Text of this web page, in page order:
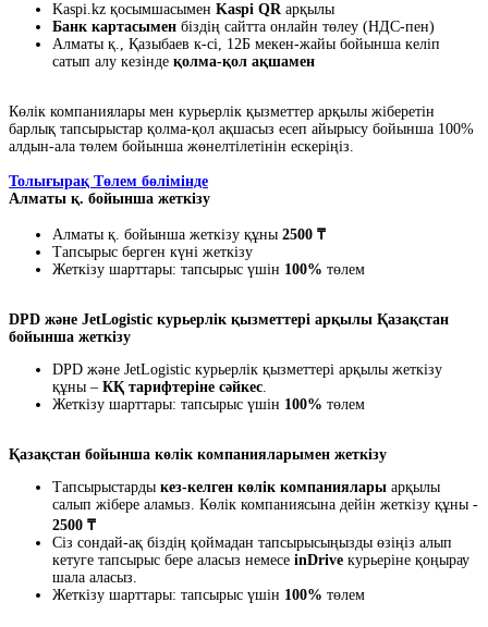
Kaspi.kz қосымшасымен Kaspi QRарқылы
Банк картасымен біздің сайтта онлайн төлеу (НДС-пен)
Алматы қ., Қазыбаев к-сі, 12Б мекен-жайы бойынша келіп
сатып алу кезінде қолма-қол ақшамен
Көлік компаниялары мен курьерлік қызметтер арқылы жіберетін
барлық тапсырыстар қолма-қол ақшасыз есеп айырысу бойынша 100%
алдын-ала төлем бойынша жөнелтілетінін ескеріңіз.
Толығырақ Төлем бөлімінде
Алматы қ. бойынша жеткізу
Алматы қ. бойынша жеткізу құны 2500 ₸
Тапсырыс берген күні жеткізу
Жеткізу шарттары: тапсырыс үшін 100% төлем
DPD және JetLogistic курьерлік қызметтері арқылы Қазақстан
бойынша жеткізу
DPD және JetLogistic курьерлік қызметтері арқылы жеткізу
құны – КҚ тарифтеріне сәйкес.
Жеткізу шарттары: тапсырыс үшін 100% төлем
Қазақстан бойынша көлік компанияларымен жеткізу
Тапсырыстарды кез-келген көлік компаниялары арқылы
салып жібере аламыз. Көлік компаниясына дейін жеткізу құны -
2500 ₸
Сіз сондай-ақ біздің қоймадан тапсырысыңызды өзіңіз алып
кетуге тапсырыс бере аласыз немесе inDrive курьеріне қоңырау
шала аласыз.
Жеткізу шарттары: тапсырыс үшін 100% төлем